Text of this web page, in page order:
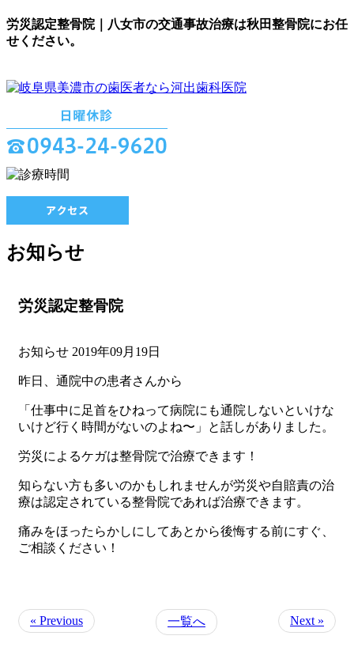
労災認定整骨院｜八女市の交通事故治療は秋田整骨院にお任
せください。
お知らせ
労災認定整骨院
お知らせ 2019年09月19日
昨日、通院中の患者さんから
「仕事中に足首をひねって病院にも通院しないといけな
いけど行く時間がないのよね〜」と話しがありました。
労災によるケガは整骨院で治療できます！
知らない方も多いのかもしれませんが労災や自賠責の治
療は認定されている整骨院であれば治療できます。
痛みをほったらかしにしてあとから後悔する前にすぐ、
ご相談ください！
« Previous 一覧へ Next »